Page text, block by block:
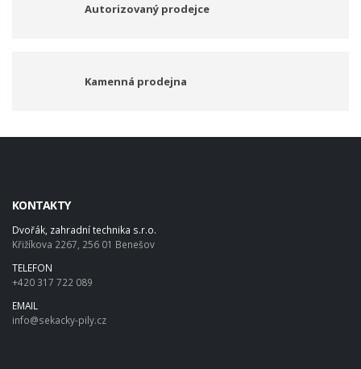
Autorizovaný prodejce
Kamenná prodejna
KONTAKTY
Dvořák, zahradní technika s.r.o.
Křižíkova 2267, 256 01 Benešov
TELEFON
+420 317 722 089
EMAIL
info@sekacky-pily.cz